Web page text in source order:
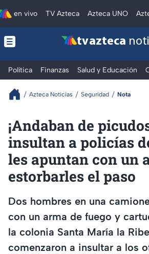
en vivo TV Azteca Azteca UNO
tv azteca
Política Finanzas Salud y Educación
Azteca Noticias Seguridad Nota
¡Andaban de
insultan a policías
les apuntan con un
estorbarles el paso
Dos hombres en una
con un arma de fuego y
la colonia Santa María la
comenzaron a insultar a los